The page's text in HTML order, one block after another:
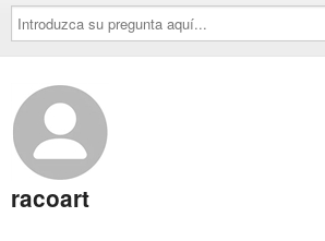
Introduzca
su
pregunta
aquí...
racoart